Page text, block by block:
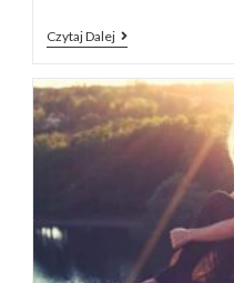
Czytaj DalejSociosqu
Ad
Torquent